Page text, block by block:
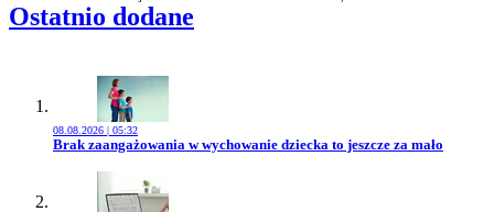
Ostatnio dodane
08.08.2026 | 05:32
Przejdź do artykułu:
Brak zaangażowania w wychowanie dziecka to jeszcze za mało